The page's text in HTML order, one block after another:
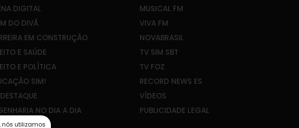
DIGITAL
DO DIVÃ
EM CONSTRUÇÃO
E SAÚDE
E POLÍTICA
SIM!
NO DIA A DIA
ES
MUSICAL FM
VIVA FM
NOVABRASIL
TV SIM SBT
TV FOZ
RECORD NEWS ES
VÍDEOS
PUBLICIDADE LEGAL
utilizamos